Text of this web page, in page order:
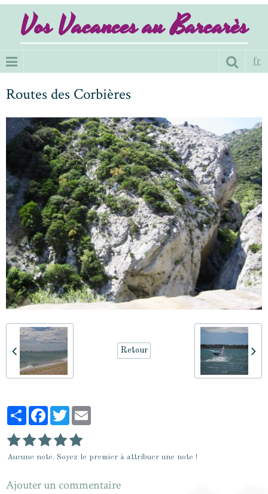
Vos Vacances au Barcarès
fr
Routes des Corbières
Retour
PartagerFacebook
Twitter
Aucune note. Soyez le premier à attribuer une note !
Ajouter un commentaire